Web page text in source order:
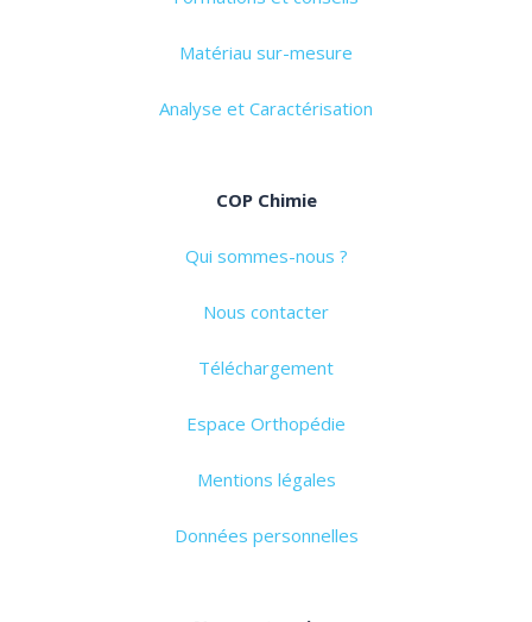
Matériau sur-mesure
Analyse et Caractérisation
COP Chimie
Qui sommes-nous ?
Nous contacter
Téléchargement
Espace Orthopédie
Mentions légales
Données personnelles